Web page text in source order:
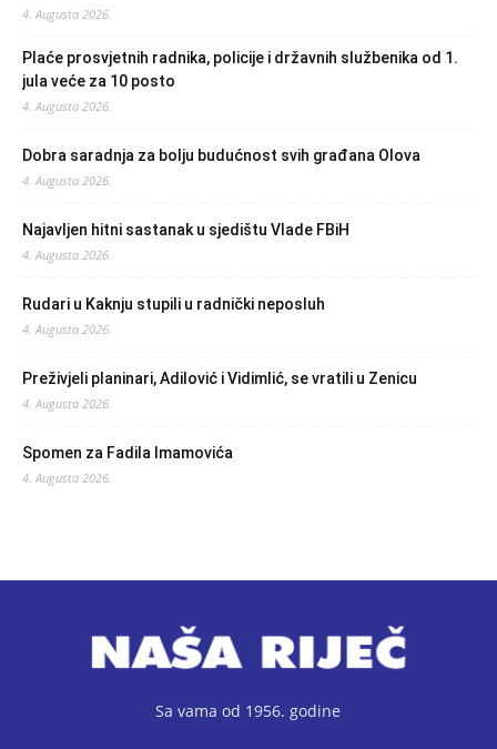
4. Augusta 2026.
Plaće prosvjetnih radnika, policije i državnih službenika od 1.
jula veće za 10 posto
4. Augusta 2026.
Dobra saradnja za bolju budućnost svih građana Olova
4. Augusta 2026.
Najavljen hitni sastanak u sjedištu Vlade FBiH
4. Augusta 2026.
Rudari u Kaknju stupili u radnički neposluh
4. Augusta 2026.
Preživjeli planinari, Adilović i Vidimlić, se vratili u Zenicu
4. Augusta 2026.
Spomen za Fadila Imamovića
4. Augusta 2026.
Sa vama od 1956. godine